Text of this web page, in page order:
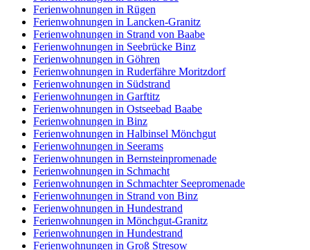
Ferienwohnungen in Rügen
Ferienwohnungen in Lancken-Granitz
Ferienwohnungen in Strand von Baabe
Ferienwohnungen in Seebrücke Binz
Ferienwohnungen in Göhren
Ferienwohnungen in Ruderfähre Moritzdorf
Ferienwohnungen in Südstrand
Ferienwohnungen in Garftitz
Ferienwohnungen in Ostseebad Baabe
Ferienwohnungen in Binz
Ferienwohnungen in Halbinsel Mönchgut
Ferienwohnungen in Seerams
Ferienwohnungen in Bernsteinpromenade
Ferienwohnungen in Schmacht
Ferienwohnungen in Schmachter Seepromenade
Ferienwohnungen in Strand von Binz
Ferienwohnungen in Hundestrand
Ferienwohnungen in Mönchgut-Granitz
Ferienwohnungen in Hundestrand
Ferienwohnungen in Groß Stresow